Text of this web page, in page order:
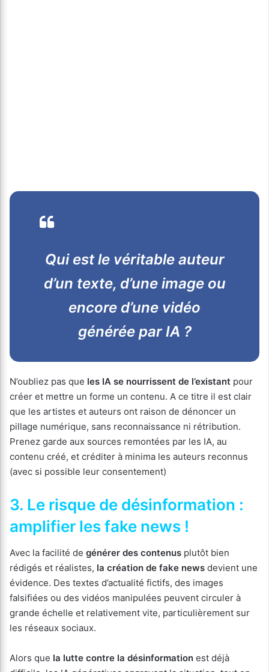
Qui est le véritable auteur
d’un texte, d’une image ou
encore d’une vidéo
générée par IA ?
N’oubliez pas que les IA se nourrissent de l’existant pour
créer et mettre un forme un contenu. A ce titre il est clair
que les artistes et auteurs ont raison de dénoncer un
pillage numérique, sans reconnaissance ni rétribution.
Prenez garde aux sources remontées par les IA, au
contenu créé, et créditer à minima les auteurs reconnus
(avec si possible leur consentement)
3. Le risque de désinformation :
amplifier les fake news !
Avec la facilité de générer des contenus plutôt bien
rédigés et réalistes, la création de fake news devient une
évidence. Des textes d’actualité fictifs, des images
falsifiées ou des vidéos manipulées peuvent circuler à
grande échelle et relativement vite, particulièrement sur
les réseaux sociaux.
Alors que la lutte contre la désinformation est déjà